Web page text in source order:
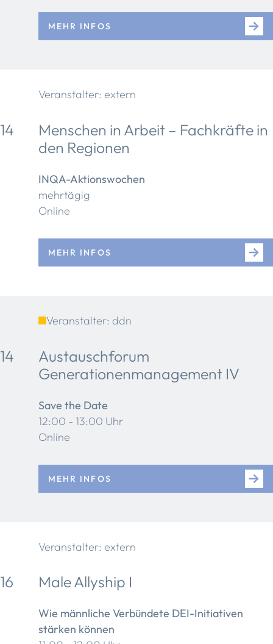
MEHR INFOS
Veranstalter: extern
14
Menschen in Arbeit – Fachkräfte in
den Regionen
INQA-Aktionswochen
mehrtägig
Online
MEHR INFOS
Veranstalter: ddn
14
Austauschforum
Generationenmanagement IV
Save the Date
12:00 - 13:00 Uhr
Online
MEHR INFOS
Veranstalter: extern
16 Male Allyship I
Wie männliche Verbündete DEI-Initiativen
stärken können